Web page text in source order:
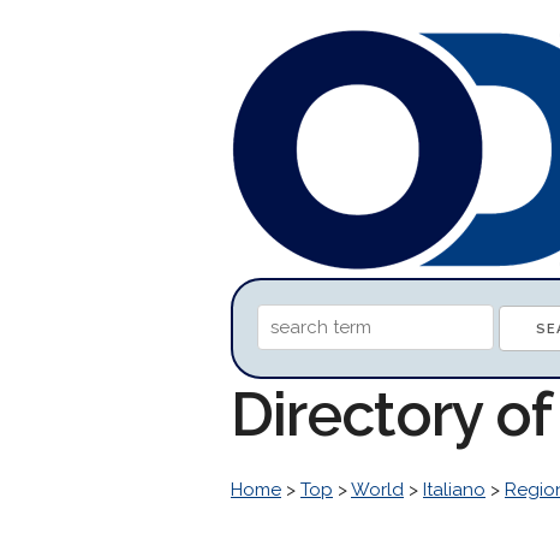
Directory
Home > Top >World > Italiano >